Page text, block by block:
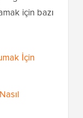
için bazı
İçin